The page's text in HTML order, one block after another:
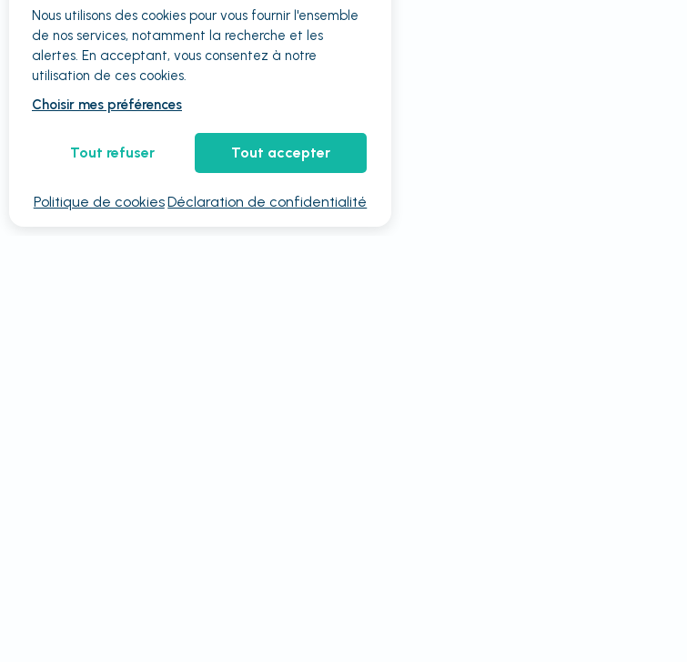
Nous utilisons des cookies pour vous fournir l'ensemble
de nos services, notamment la recherche et les
alertes. En acceptant, vous consentez à notre
utilisation de ces cookies.
Choisir mes préférences
Tout refuser Tout accepter
Politique de cookiesDéclaration de confidentialité